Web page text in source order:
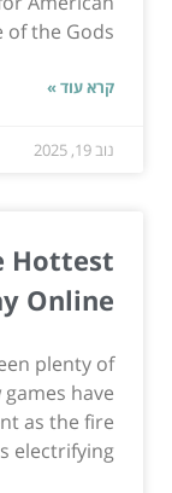
the Gods...
קרא עוד »
נוב 19, 2025
Hottest
Online
plenty of
have
as the fire